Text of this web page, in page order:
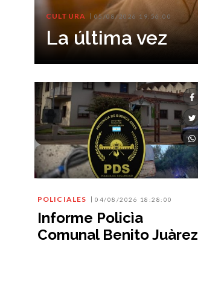
CULTURA 05/08/2026 19:56:00
La última vez
POLICIALES 04/08/2026 18:28:00
Informe Policìa
Comunal Benito Juàrez